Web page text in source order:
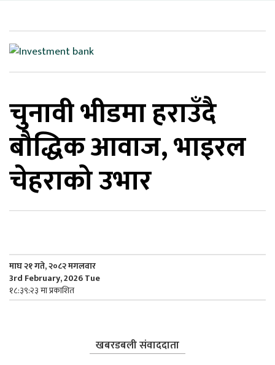
चुनावी भीडमा हराउँदै
बौद्धिक आवाज, भाइरल
चेहराको उभार
माघ २१ गते, २०८२ मगलवार
3rd February, 2026 Tue
१८:३९:२३ मा प्रकाशित
खबरडबली संवाददाता